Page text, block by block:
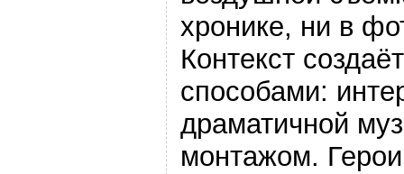
хронике, ни в
Контекст
способами:
драматичной
монтажом.